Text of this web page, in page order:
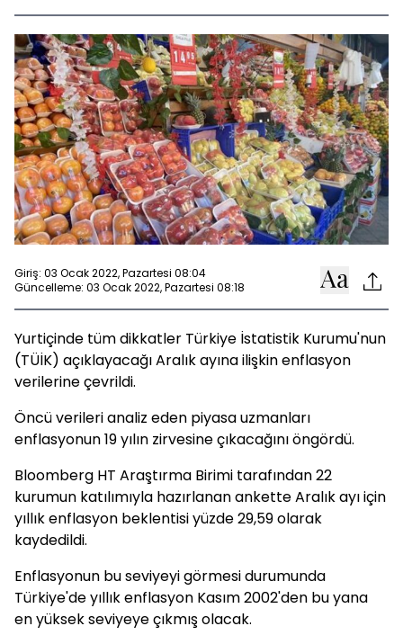
Giriş: 03 Ocak 2022, Pazartesi 08:04
Güncelleme: 03 Ocak 2022, Pazartesi 08:18
Yurtiçinde tüm dikkatler Türkiye İstatistik Kurumu'nun
(TÜİK) açıklayacağı Aralık ayına ilişkin enflasyon
verilerine çevrildi.
Öncü verileri analiz eden piyasa uzmanları
enflasyonun 19 yılın zirvesine çıkacağını öngördü.
Bloomberg HT Araştırma Birimi tarafından 22
kurumun katılımıyla hazırlanan ankette Aralık ayı için
yıllık enflasyon beklentisi yüzde 29,59 olarak
kaydedildi.
Enflasyonun bu seviyeyi görmesi durumunda
Türkiye'de yıllık enflasyon Kasım 2002'den bu yana
en yüksek seviyeye çıkmış olacak.